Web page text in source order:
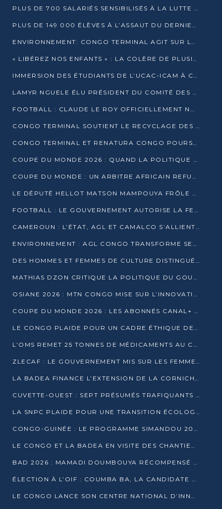
PLUS DE 700 SALARIÉS SENSIBILISÉS À LA LUTTE CONTRE LA TUBERCULOSE À CONGO TERMINAL
PLUS DE 149 000 ÉLÈVES À L’ASSAUT DU DERNIER CEPE
ENVIRONNEMENT: CONGO TERMINAL AGIT SUR LE TERRAIN ET FORME LES PLUS JEUNES
« LIBÉREZ NOS ENFANTS » : LA COLÈRE DE PLUSIEURS MÈRES À BRAZZAVILLE CONTRE LA DGSP
IMMERSION DES ÉTUDIANTS DE L’UCAC-ICAM À CONGO TERMINAL
LAMYR NGUELE ÉLU PRÉSIDENT DU COMITÉ DES MEMBRES D’HONNEUR DU PCT
FOOTBALL : CLAUDE LE ROY OFFICIELLEMENT NOMMÉ SÉLECTIONNEUR DU CONGO
CONGO TERMINAL SOUTIENT LE RECYCLAGE DES DÉCHETS PLASTIQUES À POINTE-NOIRE
CONGO TERMINAL ET RENATURA CONGO POURSUIVENT LEUR COMBAT POUR LA BIODIVERSITÉ
COUPE DU MONDE 2026 : QUAND LA POLITIQUE MENACE L’UNIVERSALITÉ DU FOOTBALL
COUPE DU MONDE : UN ARBITRE AFRICAIN REFUSÉ À L’ENTRÉE DES ÉTATS-UNIS
LE DÉPUTÉ HELLOT MATSON MAMPOUYA FRÔLE LA MORT LORS D’UNE EMBUSCADE DZNS LE POOL
FOOTBALL : LE GOUVERNEMENT AUTORISE LA FECOFOOT À OCCUPER LES COMPLEXES SPORTIFS
CAMEROUN : L’ÉTAT, AGL ET CAMALCO S’ALLIENT POUR UN MÉGA-PROJET FERROVIAIRE
ENVIRONNEMENT : AGL CONGO TRANSFORME SES DÉCHETS EN OUTILS DE FORMATION
DES HOMMES ET FEMMES DE CULTURE DISTINGUÉS POUR LEUR ENGAGEMENT PAR BANTOU CULTURE
MATHIAS DZON CRITIQUE LA POLITIQUE DU GOUVERNEMENT ET ALERTE SUR LA DETTE DU CONGO
OSIANE 2026 : MTN CONGO MISE SUR L’INNOVATION POUR RELEVER LES DÉFIS AFRICAINS
COUPE DU MONDE 2026 : LES ABONNÉS CANAL+ AU CONGO DÉÇUS À QUELQUES JOURS DU COUP D’ENVOI
LE CONGO PLAIDE POUR UN CADRE ÉTHIQUE DE L’INTELLIGENCE ARTIFICIELLE À DAKAR
L’OMS REMET 25 TONNES DE MÉDICAMENTS AU CONGO POUR RENFORCER LA RIPOSTE AUX ÉPIDÉMIES
ZLECAF : LE GOUVERNEMENT MIS SUR LES FEMMES ENTREPRENEURES
LA BADEA FINANCE L’EXTENSION DE LA CORNICHE SUD DE BRAZZAVILLE
CUVETTE-OUEST : SEPT PRÉSUMÉS TRAFIQUANTS DE FAUNE INTERPELLÉS À EWO ET KELLÉ
LA SNPC PLAIDE POUR UNE TRANSITION ÉCOLOGIQUE PROGRESSIVE
CONGO-GUINÉE : LE PROGRAMME SIMANDOU 2040 AU CŒUR DES ÉCHANGES À LA BAD
LE CONGO ET LA BADEA EN VISITE DES CHANTIERS
BAD 2026 : MAMADI DOUMBOUYA RÉCOMPENSÉ PAR LE TROPHÉE BABACAR NDIAYE À BRAZZAVILLE
ÉLECTION À L’OIF : COUMBA BA, LA CANDIDATE DISCRÈTE QUI BOUSCULE LE JEU DIPLOMATIQUE
LE CONGO LANCE SON CENTRE NATIONAL D’INNOVATION